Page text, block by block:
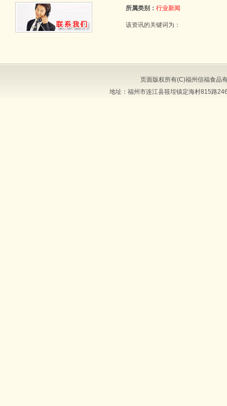
所属类别： 行业新闻
该资讯的关键词为：
页面版权所有(C)福州信福食品
地址：福州市连江县筱埕镇定海村815路